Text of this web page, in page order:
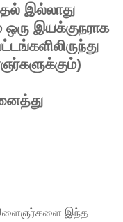
இல்லாது
ஒரு இயக்குநராக
இளைஞர்களை இந்த